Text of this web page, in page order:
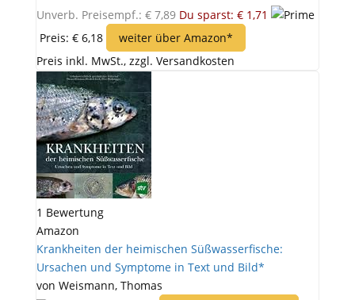
Unverb. Preisempf.: € 7,89 Du sparst: € 1,71
Preis: € 6,18
weiter über Amazon*
Preis inkl. MwSt., zzgl. Versandkosten
1 Bewertung
Amazon
Krankheiten der heimischen Süßwasserfische:
Ursachen und Symptome in Text und Bild*
von Weismann, Thomas